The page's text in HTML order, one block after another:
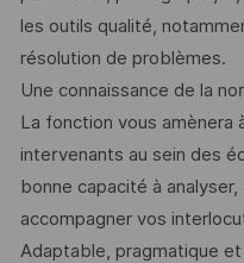
les outils qualité,
résolution de problèmes.
Une connaissance de la
La fonction vous amènera
intervenants au sein des
bonne capacité à
accompagner vos
Adaptable, pragmatique